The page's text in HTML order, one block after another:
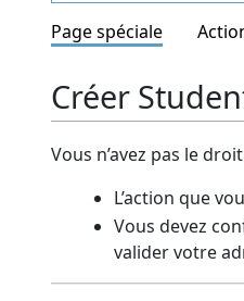
Page spéciale
Créer
Vous n’avez pas le
L’action que
Vous devez
valider votre